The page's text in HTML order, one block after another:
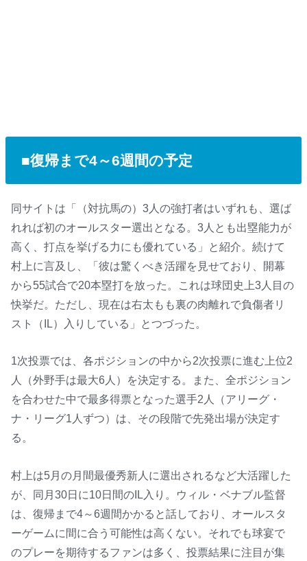
■復帰まで4～6週間の予定
同サイトは「（対抗馬の）3人の強打者はいずれも、選ば
れれば初のオールスター選出となる。3人とも出塁能力が
高く、打点を挙げる力にも優れている」と紹介。続けて
村上に言及し、「彼は驚くべき活躍を見せており、開幕
から55試合で20本塁打を放った。これは球団史上3人目の
快挙だ。ただし、現在は右太もも裏の肉離れで負傷者リ
スト（IL）入りしている」とつづった。
1次投票では、各ポジションの中から2次投票に進む上位2
人（外野手は最大6人）を決定する。また、全ポジション
を合わせた中で最多得票となった選手2人（アリーグ・
ナ・リーグ1人ずつ）は、その段階で先発出場が決定す
る。
村上は5月の月間最優秀新人に選出されるなど大活躍した
が、同月30日に10日間のIL入り。ウィル・ベナブル監督
は、復帰まで4～6週間かかると話しており、オールスタ
ーゲームに間に合う可能性は高くない。それでも球宴で
のプレーを期待するファンは多く、投票結果に注目が集